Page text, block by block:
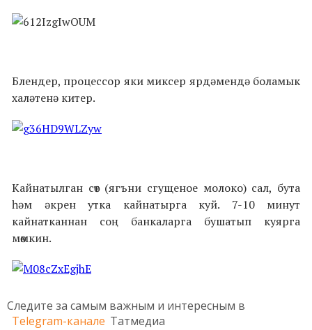
Блендер, процессор яки миксер ярдәмендә боламык
халәтенә китер.
Кайнатылган сөт (ягъни сгущеное молоко) сал, бута
һәм әкрен утка кайнатырга куй. 7-10 минут
кайнатканнан соң банкаларга бушатып куярга
мөмкин.
Следите за самым важным и интересным в
Telegram-канале Татмедиа